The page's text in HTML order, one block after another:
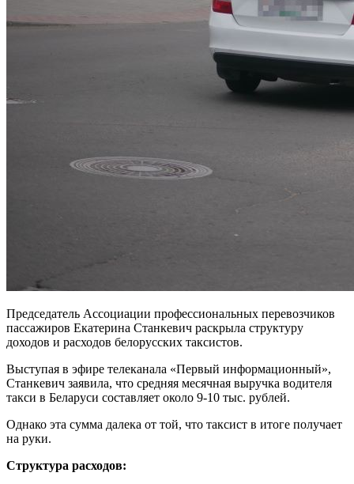
Председатель Ассоциации профессиональных перевозчиков
пассажиров Екатерина Станкевич раскрыла структуру
доходов и расходов белорусских таксистов.
Выступая в эфире телеканала «Первый информационный»,
Станкевич заявила, что средняя месячная выручка водителя
такси в Беларуси составляет около 9-10 тыс. рублей.
Однако эта сумма далека от той, что таксист в итоге получает
на руки.
Структура расходов: